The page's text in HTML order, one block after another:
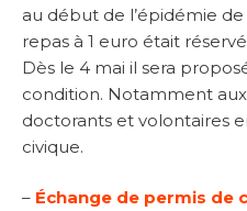
au début de l’épidémie de
repas à 1 euro était
Dès le 4 mai il sera
condition. Notamment
doctorants et volontaires
civique.
– Échange de permis de